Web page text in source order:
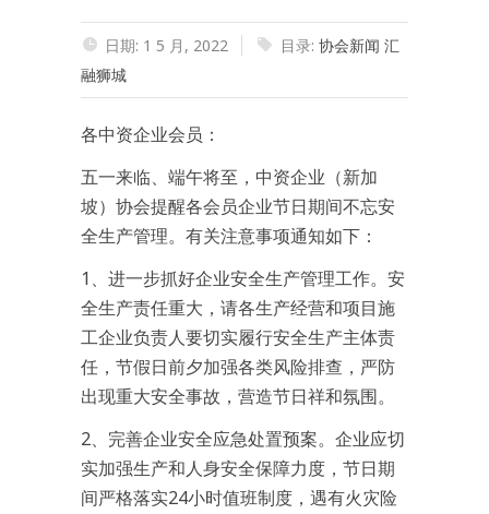
日期: 1 5 月, 2022 目录: 协会新闻 汇
融狮城
各中资企业会员：
五一来临、端午将至，中资企业（新加
坡）协会提醒各会员企业节日期间不忘安
全生产管理。有关注意事项通知如下：
1、进一步抓好企业安全生产管理工作。安
全生产责任重大，请各生产经营和项目施
工企业负责人要切实履行安全生产主体责
任，节假日前夕加强各类风险排查，严防
出现重大安全事故，营造节日祥和氛围。
2、完善企业安全应急处置预案。企业应切
实加强生产和人身安全保障力度，节日期
间严格落实24小时值班制度，遇有火灾险